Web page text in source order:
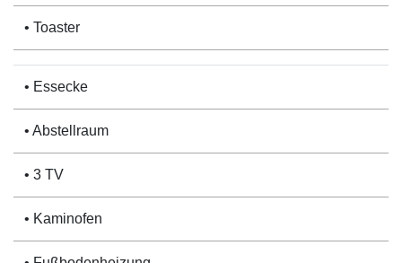
• Toaster
• Essecke
• Abstellraum
• 3 TV
• Kaminofen